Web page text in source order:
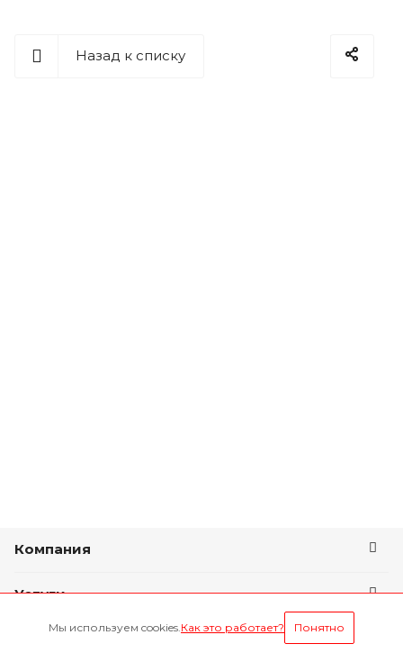
Назад к списку
Компания
Услуги
Условия оплаты
Мы используем cookies.Как это работает? Понятно